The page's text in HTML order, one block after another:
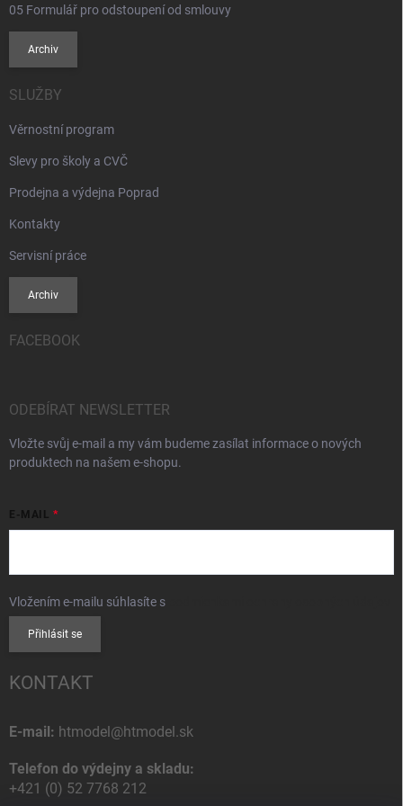
05 Formulář pro odstoupení od smlouvy
Archiv
SLUŽBY
Věrnostní program
Slevy pro školy a CVČ
Prodejna a výdejna Poprad
Kontakty
Servisní práce
Archiv
FACEBOOK
ODEBÍRAT NEWSLETTER
Vložte svůj e-mail a my vám budeme zasílat informace o nových
produktech na našem e-shopu.
E-MAIL
Vložením e-mailu súhlasíte s
Přihlásit se
KONTAKT
E-mail: htmodel@htmodel.sk
Telefon do výdejny a skladu:
+421 (0) 52 7768 212